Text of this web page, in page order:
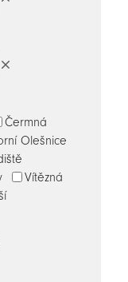
Čermná
Olešnice
Vítězná